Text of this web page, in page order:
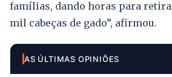
famílias, dando horas para
mil cabeças de gado”, afirmou.
AS ÚLTIMAS OPINIÕES